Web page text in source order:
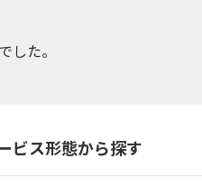
した。
ビス形態から探す